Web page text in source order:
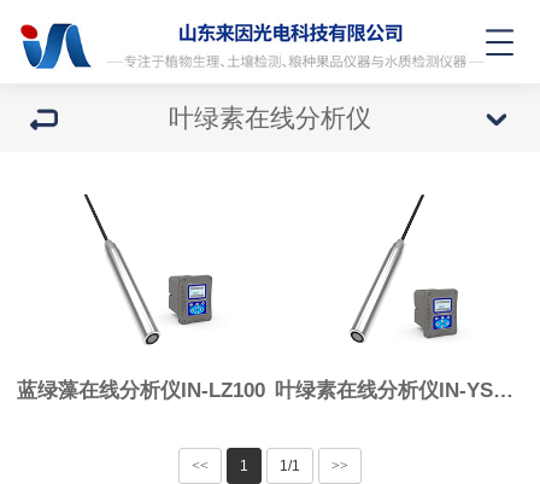
叶绿素在线分析仪
蓝绿藻在线分析仪IN-LZ100 叶绿素在线分析仪IN-YS100
<< 1 1/1 >>